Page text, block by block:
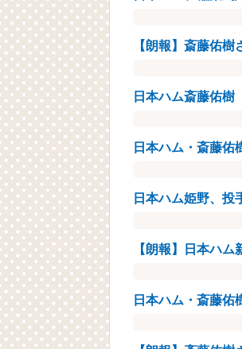
【朗報】斎藤佑
日本ハム斎藤佑
日本ハム・斎藤佑
日本ハム姫野、
【朗報】日本ハ
日本ハム・斎藤佑